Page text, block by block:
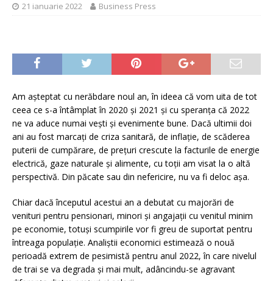
21 ianuarie 2022 Business Press
Am așteptat cu nerăbdare noul an, în ideea că vom uita de tot
ceea ce s-a întâmplat în 2020 și 2021 și cu speranța că 2022
ne va aduce numai vești și evenimente bune. Dacă ultimii doi
ani au fost marcați de criza sanitară, de inflație, de scăderea
puterii de cumpărare, de prețuri crescute la facturile de energie
electrică, gaze naturale și alimente, cu toții am visat la o altă
perspectivă. Din păcate sau din nefericire, nu va fi deloc așa.
Chiar dacă începutul acestui an a debutat cu majorări de
venituri pentru pensionari, minori și angajații cu venitul minim
pe economie, totuși scumpirile vor fi greu de suportat pentru
întreaga populație. Analiștii economici estimează o nouă
perioadă extrem de pesimistă pentru anul 2022, în care nivelul
de trai se va degrada și mai mult, adâncindu-se agravant